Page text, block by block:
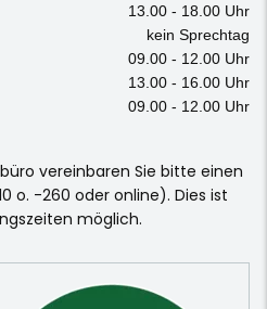
13.00 - 18.00 Uhr
kein Sprechtag
09.00 - 12.00 Uhr
13.00 - 16.00 Uhr
09.00 - 12.00 Uhr
vereinbaren Sie bitte einen
o. -260 oder online). Dies ist
möglich.